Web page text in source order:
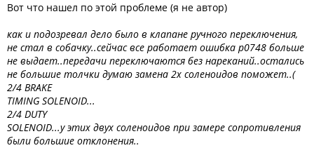
Вот что нашел по этой проблеме (я не автор)
как и подозревал дело было в клапане ручного переключения,
не стал в собачку..сейчас все работает ошибка p0748 больше
не выдает..передачи переключаются без нареканий..остались
не большие толчки думаю замена 2х соленоидов поможет..(
2/4 BRAKE
TIMING SOLENOID...
2/4 DUTY
SOLENOID...у этих двух соленоидов при замере сопротивления
были большие отклонения..